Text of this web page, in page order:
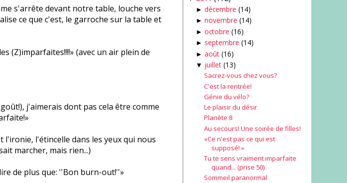
s'arrête devant notre table, louche vers
ce que c'est, le garroche sur la table et
(Z)imparfaites!!!!» (avec un air plein de
j'aimerais dont pas cela être comme
l'ironie, l'étincelle dans les yeux qui nous
marcher, mais rien...)
de plus que: ''Bon burn-out!''»
► décembre (14)
► novembre (14)
► octobre (16)
► septembre (14)
► août (16)
▼ juillet (13)
Sacrez-vous chez vous?
C'est la rentrée!
Génie du vélo?
Le plaisir du désir
Planète 8
Au secours! Une soirée de filles!
«Ce n'est pas ce qui est
supposé! »
Tu te sens vraiment imparfaite
quand... (prise 50)
Sommeil paranormal